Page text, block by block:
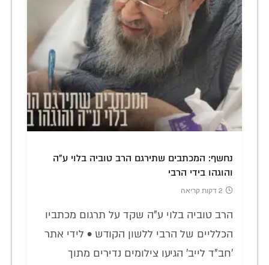
נחשף: המכתבים שתירגם הרב טוביה בלוי ע"ה
והוגהו בידי הרבי
2 דקות קריאה
הרב טוביה בלוי ע"ה שקד על תרגום מכתביו
הכלליים של הרבי ללשון הקודש • לידי אתר
'חב"ד לייב' הגיעו צילומים נדירים מתוך